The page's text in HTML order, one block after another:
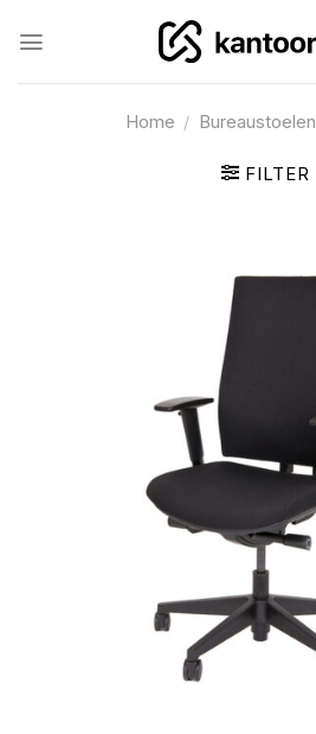
naar
inhoud
Home / Bureaustoelen
FILTER